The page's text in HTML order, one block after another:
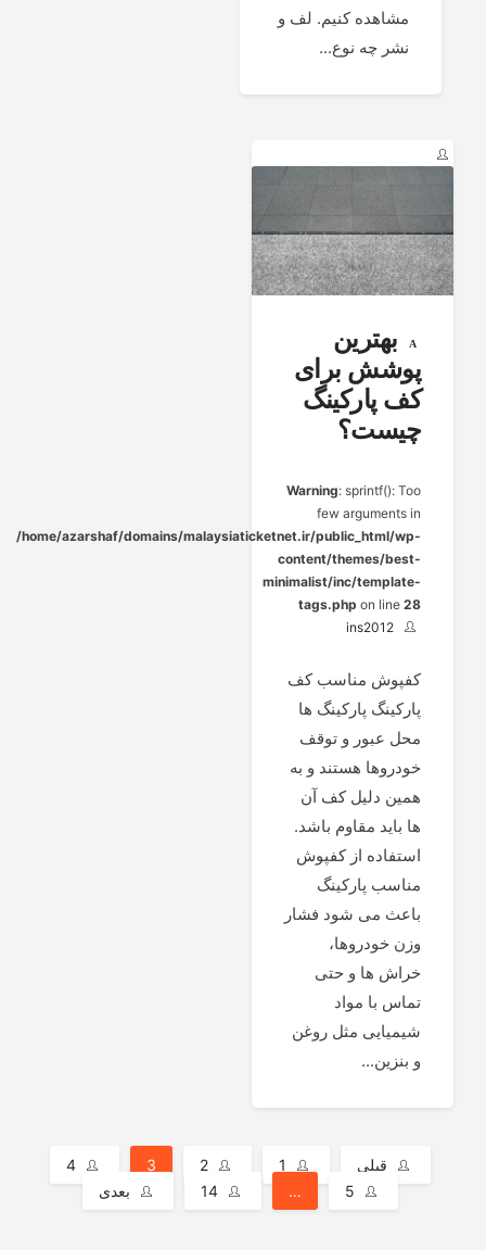
مشاهده کنیم. لف و
نشر چه نوع...
بهترین
پوشش برای
کف پارکینگ
چیست؟
Warning: sprintf(): Too
few arguments in
/home/azarshaf/domains/malaysiaticketnet.ir/public_html/wp-
content/themes/best-
minimalist/inc/template-
tags.php on line 28
ins2012
کفپوش مناسب کف
پارکینگ پارکینگ ها
محل عبور و توقف
خودروها هستند و به
همین دلیل کف آن
ها باید مقاوم باشد.
استفاده از کفپوش
مناسب پارکینگ
باعث می شود فشار
وزن خودروها،
خراش ها و حتی
تماس با مواد
شیمیایی مثل روغن
و بنزین...
صفحه‌بندی
نوشته‌ها
قبلی 1
2
3
4
5
…
14 بعدی